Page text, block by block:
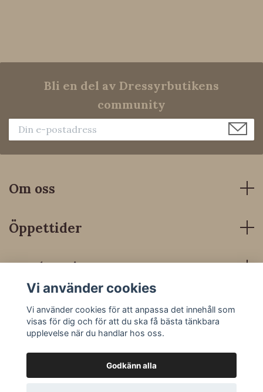
Bli en del av Dressyrbutikens
community
Om oss
Öppettider
Kundservice
Sociala medier
Vi använder cookies
Vi använder cookies för att anpassa det innehåll som
visas för dig och för att du ska få bästa tänkbara
upplevelse när du handlar hos oss.
Godkänn alla